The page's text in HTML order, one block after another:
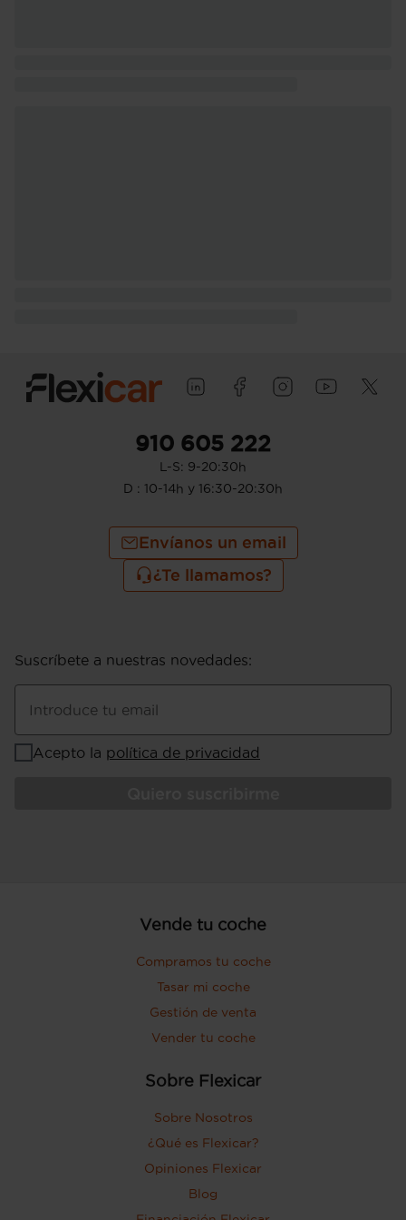
910 605 222
L-S: 9-20:30h
D : 10-14h y 16:30-20:30h
Envíanos un email
¿Te llamamos?
Suscríbete a nuestras novedades:
Introduce tu email
Acepto la política de privacidad
Vende tu coche
Compramos tu coche
Tasar mi coche
Gestión de venta
Vender tu coche
Sobre Flexicar
Sobre Nosotros
¿Qué es Flexicar?
Opiniones Flexicar
Blog